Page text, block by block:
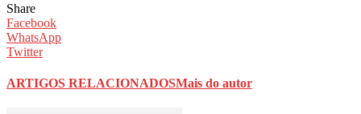
Share
Facebook
WhatsApp
Twitter
ARTIGOS RELACIONADOSMais do autor